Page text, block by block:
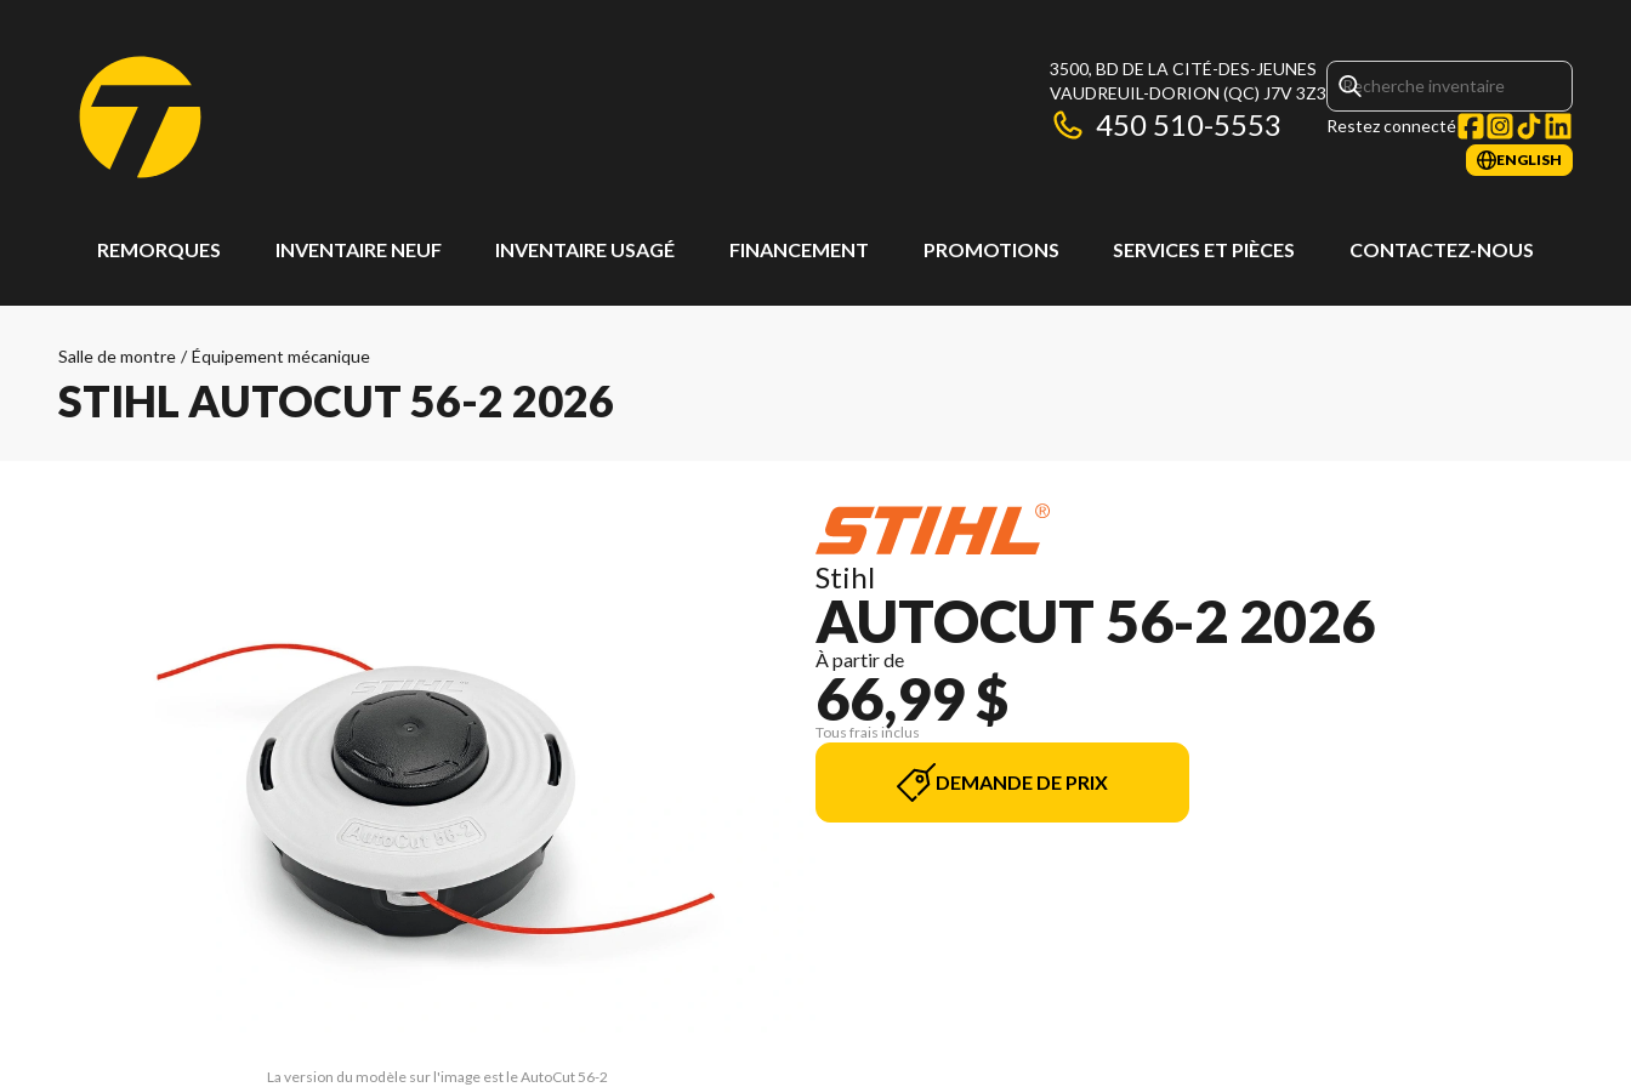
3500, BD DE LA CITÉ-DES-JEUNES
VAUDREUIL-DORION (QC) J7V 3Z3
450 510-5553 Restez connecté
ENGLISH
REMORQUES INVENTAIRE NEUF INVENTAIRE USAGÉ FINANCEMENT PROMOTIONS SERVICES ET PIÈCES CONTACTEZ-NOUS
Salle de montre / Équipement mécanique
STIHL AUTOCUT 56-2 2026
La version du modèle sur l'image est le AutoCut 56-2
Stihl
AUTOCUT 56-2 2026
À partir de
66,99 $
Tous frais inclus
DEMANDE DE PRIX